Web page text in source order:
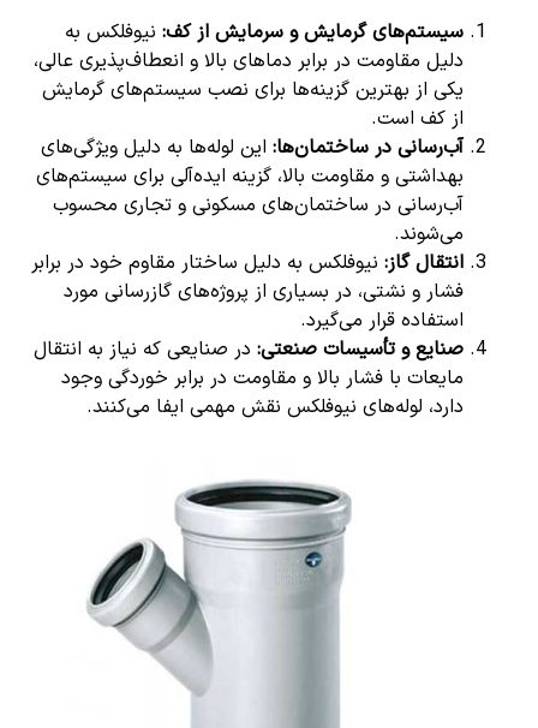
سیستم‌های گرمایش و سرمایش از کف: نیوفلکس به
دلیل مقاومت در برابر دماهای بالا و انعطاف‌پذیری عالی،
یکی از بهترین گزینه‌ها برای نصب سیستم‌های گرمایش
از کف است.
آب‌رسانی در ساختمان‌ها: این لوله‌ها به دلیل ویژگی‌های
بهداشتی و مقاومت بالا، گزینه ایده‌آلی برای سیستم‌های
آب‌رسانی در ساختمان‌های مسکونی و تجاری محسوب
می‌شوند.
انتقال گاز: نیوفلکس به دلیل ساختار مقاوم خود در برابر
فشار و نشتی، در بسیاری از پروژه‌های گازرسانی مورد
استفاده قرار می‌گیرد.
صنایع و تأسیسات صنعتی: در صنایعی که نیاز به انتقال
مایعات با فشار بالا و مقاومت در برابر خوردگی وجود
دارد، لوله‌های نیوفلکس نقش مهمی ایفا می‌کنند.